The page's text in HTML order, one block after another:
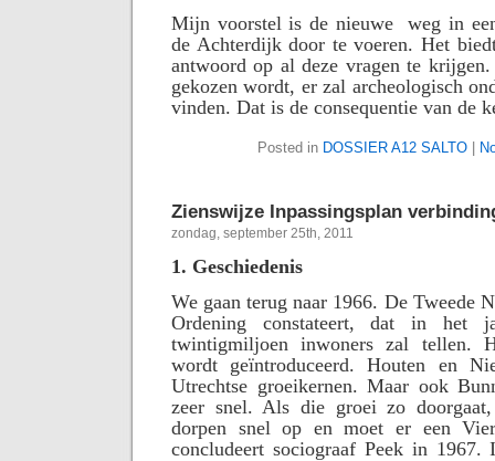
Mijn voorstel is de nieuwe
weg in
de Achterdijk door te voeren. Het
antwoord op al deze vragen te
gekozen wordt, er zal archeologisch
vinden. Dat is de consequentie van de
Posted in DOSSIER A12 SALTO|
Zienswijze Inpassingsplan
zondag, september 25th, 2011
1. Geschiedenis
We gaan terug naar 1966. De Tweede
Ordening constateert, dat in het
twintigmiljoen inwoners zal tellen.
wordt geïntroduceerd. Houten en
Utrechtse groeikernen. Maar ook
zeer snel. Als die groei zo
dorpen snel op en moet er een
concludeert sociograaf Peek in